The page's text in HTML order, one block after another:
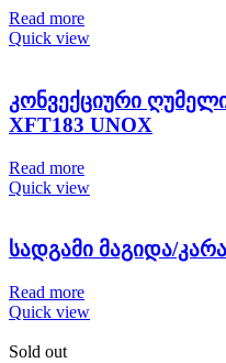
Read more
Quick view
კონვექციური
XFT183 UNOX
Read more
Quick view
სადგამი მაგიდა/
Read more
Quick view
Sold out